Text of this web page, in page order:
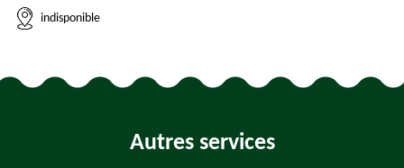
indisponible
Autres services